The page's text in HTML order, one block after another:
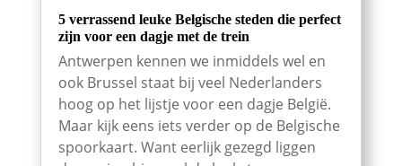
5 verrassend leuke Belgische steden die perfect
zijn voor een dagje met de trein
Antwerpen kennen we inmiddels wel en
ook Brussel staat bij veel Nederlanders
hoog op het lijstje voor een dagje België.
Maar kijk eens iets verder op de Belgische
spoorkaart. Want eerlijk gezegd liggen